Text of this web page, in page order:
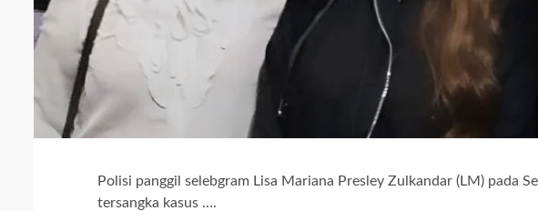
Polisi panggil selebgram Lisa Mariana Presley Zulkandar (LM) pada
tersangka kasus ….